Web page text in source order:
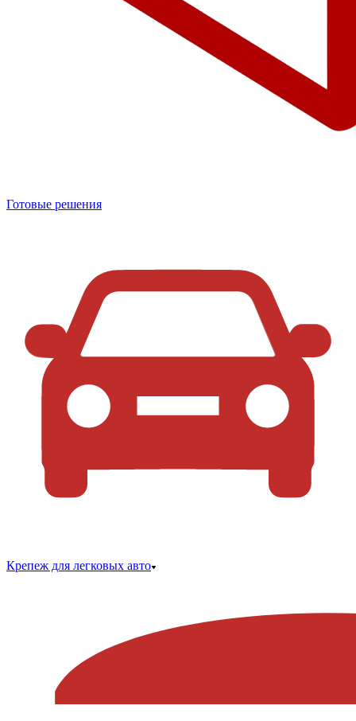
Готовые решения
Крепеж для легковых авто